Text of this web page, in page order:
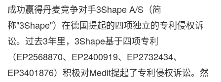
成功赢得丹麦竞争对手3Shape A/S（简
称"3Shape"）在德国提起的四项独立的专利侵权诉
讼。过去3年里，3Shape基于四项专利
（EP2568870、EP2400919、EP2732434、
EP3401876）积极对Medit提起了专利侵权诉讼。然